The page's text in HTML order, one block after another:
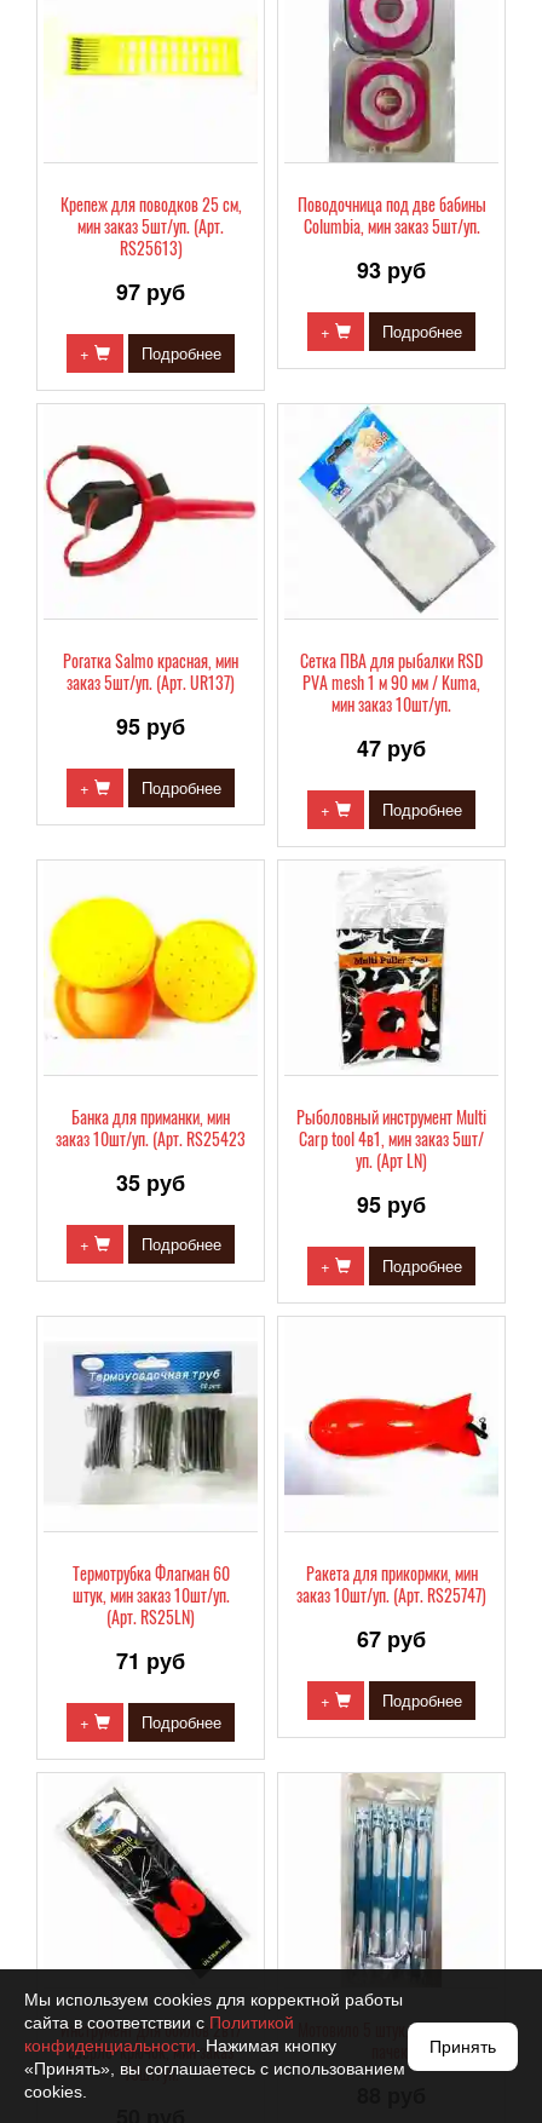
Крепеж для поводков 25 см,
мин заказ 5шт/уп. (Арт.
RS25613)
97 руб
+ Подробнее
Поводочница под две бабины
Columbia, мин заказ 5шт/уп.
93 руб
+ Подробнее
Рогатка Salmo красная, мин
заказ 5шт/уп. (Арт. UR137)
95 руб
+ Подробнее
Сетка ПВА для рыбалки RSD
PVA mesh 1 м 90 мм / Kuma,
мин заказ 10шт/уп.
47 руб
+ Подробнее
Банка для приманки, мин
заказ 10шт/уп. (Арт. RS25423
35 руб
+ Подробнее
Рыболовный инструмент Multi
Carp tool 4в1, мин заказ 5шт/
уп. (Арт LN)
95 руб
+ Подробнее
Термотрубка Флагман 60
штук, мин заказ 10шт/уп.
(Арт. RS25LN)
71 руб
+ Подробнее
Ракета для прикормки, мин
заказ 10шт/уп. (Арт. RS25747)
67 руб
+ Подробнее
Инструмент для бойлов 2в1/
сверло+крючок, мин заказ
10шт/уп.
Мотовило 5 штук, мин заказ 5
Мы используем cookies для корректной работы
сайта в соответствии с Политикой
конфиденциальности . Нажимая кнопку
«Принять», вы соглашаетесь с использованием
cookies.
Принять